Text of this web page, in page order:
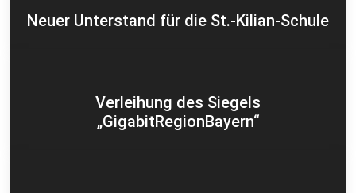
Neuer Unterstand für die St.-Kilian-Schule
Verleihung des Siegels
„GigabitRegionBayern“